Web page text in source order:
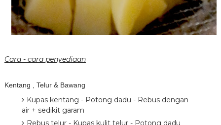
Cara - cara penyediaan
Kentang , Telur & Bawang
Kupas kentang - Potong dadu - Rebus dengan
air + sedikit garam
Rebus telur - Kupas kulit telur - Potong dadu